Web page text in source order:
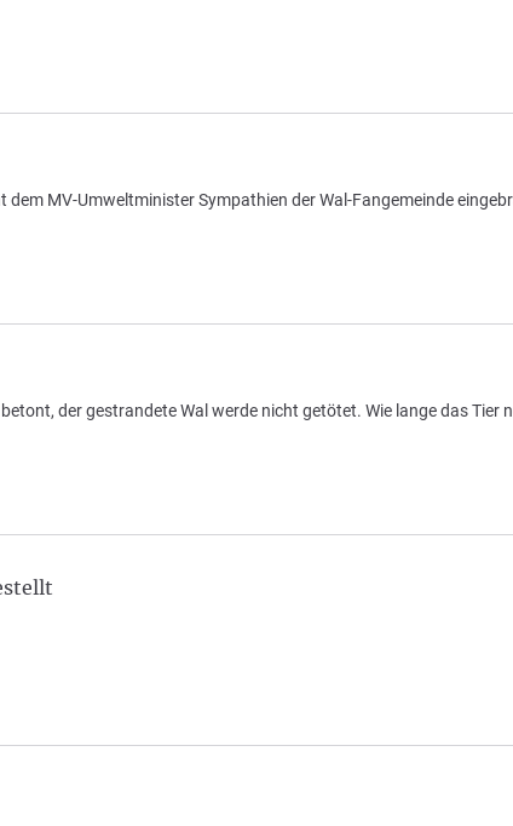
MV-Umweltminister Sympathien der Wal-Fangemeinde
der gestrandete Wal werde nicht getötet. Wie lange das Tier